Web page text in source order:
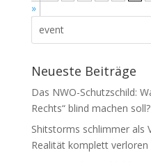
»
Neueste Beiträge
Das NWO-Schutzschild:
Rechts“ blind machen soll?
Shitstorms schlimmer als
Realität komplett verloren